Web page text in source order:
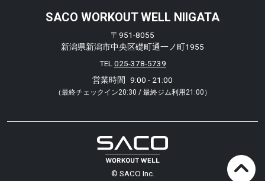
SACO WORKOUT WELL NIIGATA
〒951-8055
新潟県新潟市中央区礎町通一ノ町1955
TEL025-378-5739
営業時間
9:00 - 21:00
（最終チェックイン20:30 / 最終ジム利用21:00）
© SACO Inc.